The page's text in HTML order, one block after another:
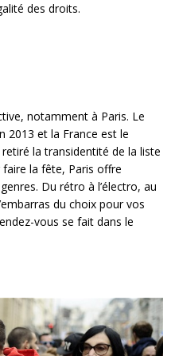
des droits.
notamment à Paris. Le
2013 et la France est le
la transidentité de la liste
la fête, Paris offre
Du rétro à l’électro, au
du choix pour vos
vous se fait dans le